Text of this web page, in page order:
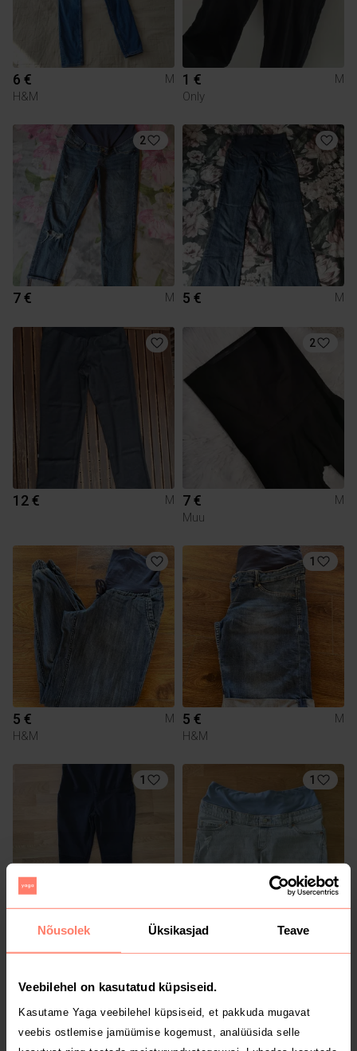
Nõusolek Üksikasjad Teave
Veebilehel on kasutatud küpsiseid.
Kasutame Yaga veebilehel küpsiseid, et pakkuda mugavat
veebis ostlemise jamüümise kogemust, analüüsida selle
6 €
M
H&M
1 €
M
Only
2
7 € M 5 € M
12 € M
2
7 €
M
Muu
5 €
M
H&M
1
5 €
M
H&M
1
10 €
M
H&M
1
10 €
H&M